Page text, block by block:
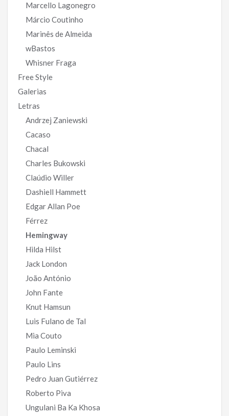
Marcello Lagonegro
Márcio Coutinho
Marinês de Almeida
wBastos
Whisner Fraga
Free Style
Galerias
Letras
Andrzej Zaniewski
Cacaso
Chacal
Charles Bukowski
Claúdio Willer
Dashiell Hammett
Edgar Allan Poe
Férrez
Hemingway
Hilda Hilst
Jack London
João António
John Fante
Knut Hamsun
Luis Fulano de Tal
Mia Couto
Paulo Leminski
Paulo Lins
Pedro Juan Gutiérrez
Roberto Piva
Ungulani Ba Ka Khosa